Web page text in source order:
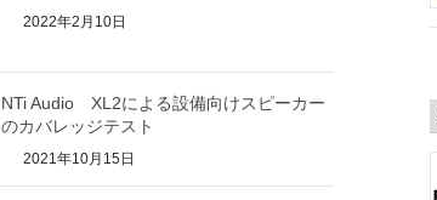
2022年2月10日
NTi Audio XL2による設備向けスピーカー
のカバレッジテスト
2021年10月15日